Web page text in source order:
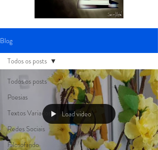
Blog
Todos os posts
Poesias
Textos Variados
Redes Sociais
Filosofando
Todos os posts
Load video